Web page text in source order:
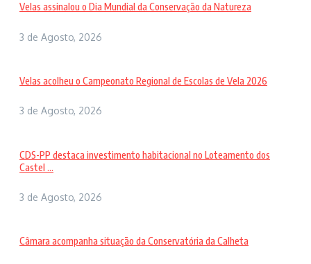
Velas assinalou o Dia Mundial da Conservação da Natureza
3 de Agosto, 2026
Velas acolheu o Campeonato Regional de Escolas de Vela 2026
3 de Agosto, 2026
CDS-PP destaca investimento habitacional no Loteamento dos
Castel ...
3 de Agosto, 2026
Câmara acompanha situação da Conservatória da Calheta